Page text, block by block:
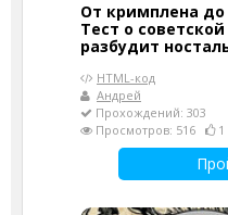
От кримплена
Тест о
разбудит
HTML-код
Андрей
Прохождений: 303
Просмотров: 516
1